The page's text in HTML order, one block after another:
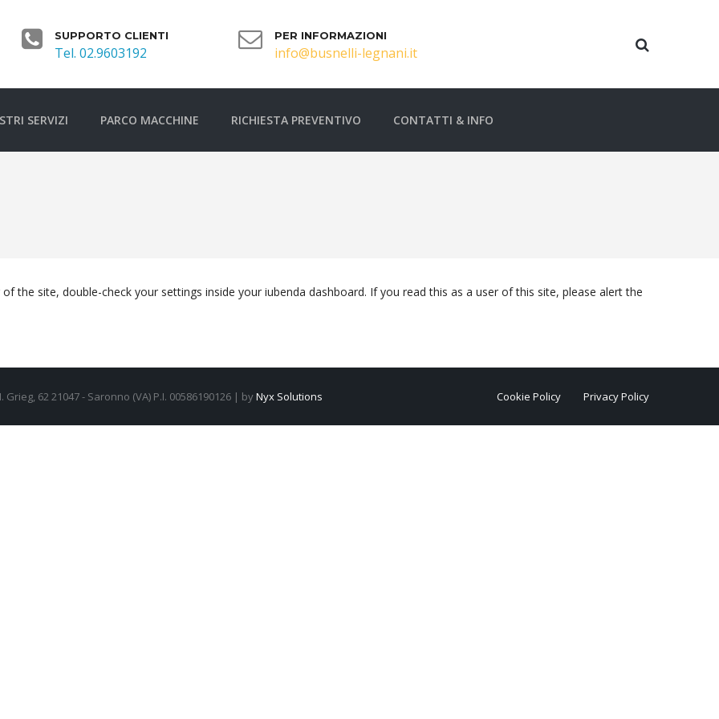
SUPPORTO CLIENTI
Tel. 02.9603192
PER INFORMAZIONI
info@busnelli-legnani.it
SERVIZI PARCO MACCHINE RICHIESTA PREVENTIVO CONTATTI & INFO
the site, double-check your settings inside your iubenda dashboard. If you read this as a user of this site, please alert the
Grieg, 62 21047 - Saronno (VA) P.I. 00586190126 | byNyx Solutions Cookie Policy Privacy Policy